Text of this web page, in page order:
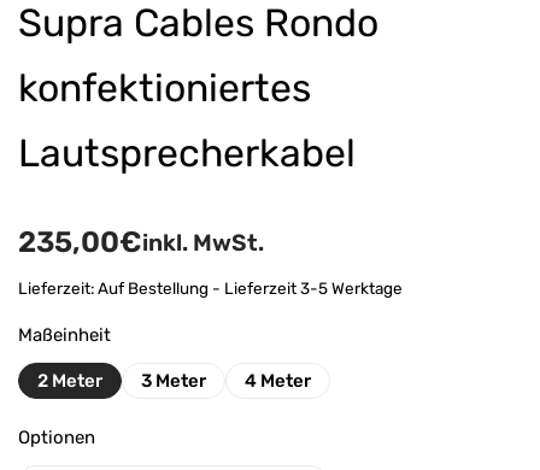
Supra Cables Rondo
konfektioniertes
Lautsprecherkabel
235,00€inkl. MwSt.
Lieferzeit:Auf Bestellung - Lieferzeit 3-5 Werktage
Maßeinheit
2 Meter 3 Meter 4 Meter
Optionen